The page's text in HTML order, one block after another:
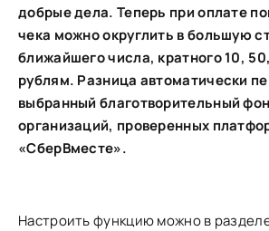
добрые дела. Теперь при оплате
чека можно округлить в большую
ближайшего числа, кратного 10,
рублям. Разница автоматически
выбранный благотворительный
организаций, проверенных
«СберВместе».
Настроить функцию можно в